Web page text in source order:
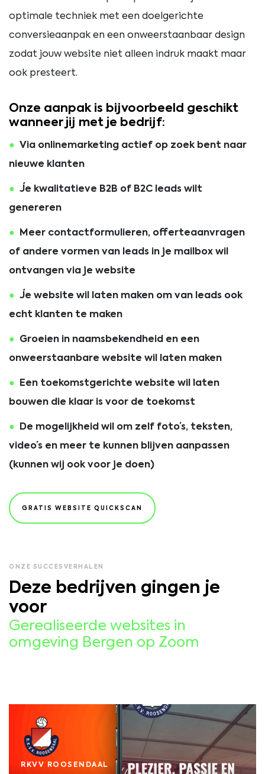
optimale techniek met een doelgerichte
conversieaanpak en een onweerstaanbaar design
zodat jouw website niet alleen indruk maakt maar
ook presteert.
Onze aanpak is bijvoorbeeld geschikt
wanneer jij met je bedrijf:
Via onlinemarketing actief op zoek bent naar
nieuwe klanten
Je kwalitatieve B2B of B2C leads wilt
genereren
Meer contactformulieren, offerteaanvragen
of andere vormen van leads in je mailbox wil
ontvangen via je website
Je website wil laten maken om van leads ook
echt klanten te maken
Groeien in naamsbekendheid en een
onweerstaanbare website wil laten maken
Een toekomstgerichte website wil laten
bouwen die klaar is voor de toekomst
De mogelijkheid wil om zelf foto’s, teksten,
video’s en meer te kunnen blijven aanpassen
(kunnen wij ook voor je doen)
GRATIS WEBSITE QUICKSCAN
ONZE SUCCESVERHALEN
Deze bedrijven gingen je
voor
Gerealiseerde websites in
omgeving Bergen op Zoom
RKVV ROOSENDAAL